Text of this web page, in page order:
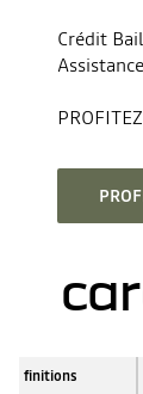
Crédit
finitions